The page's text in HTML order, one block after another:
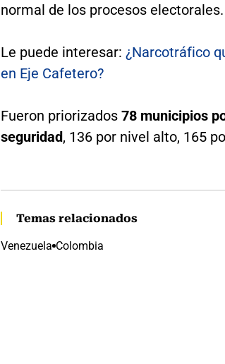
normal de los procesos electorales.
Le puede interesar: ¿Narcotráfico
en Eje Cafetero?
Fueron priorizados 78 municipios
seguridad, 136 por nivel alto, 165
Temas relacionados
Venezuela Colombia